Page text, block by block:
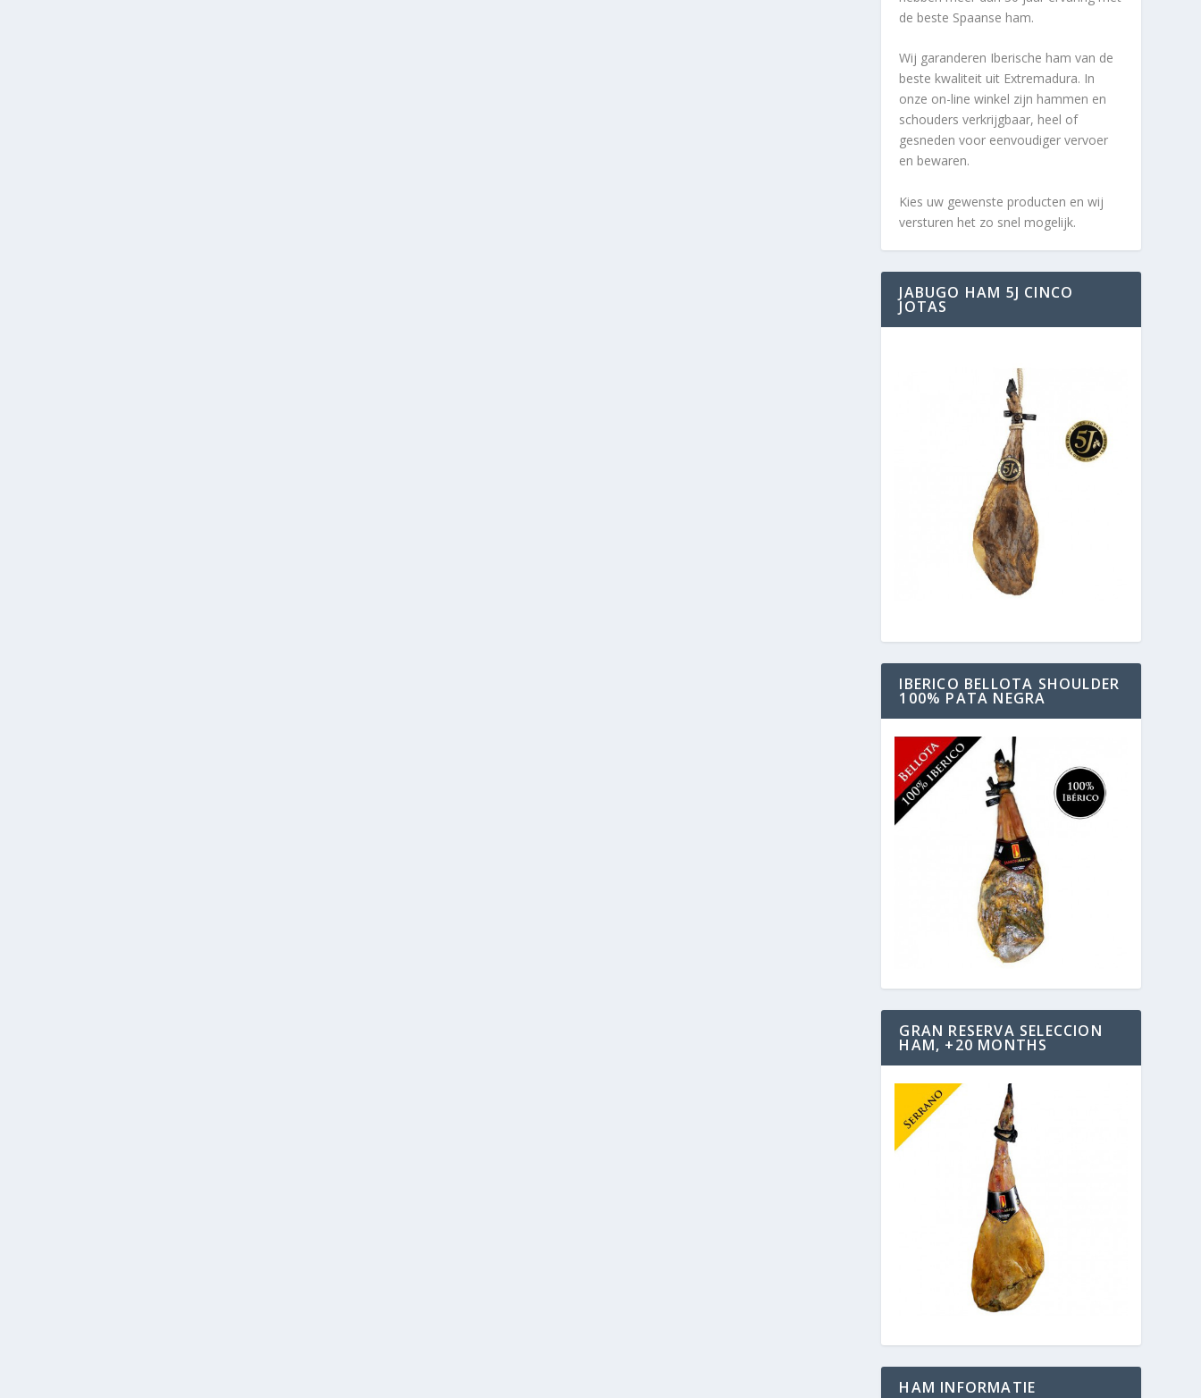
de beste Spaanse ham.
Wij garanderen Iberische ham van de
beste kwaliteit uit Extremadura. In
onze on-line winkel zijn hammen en
schouders verkrijgbaar, heel of
gesneden voor eenvoudiger vervoer
en bewaren.
Kies uw gewenste producten en wij
versturen het zo snel mogelijk.
JABUGO HAM 5J CINCO
JOTAS
IBERICO BELLOTA SHOULDER
100% PATA NEGRA
GRAN RESERVA SELECCION
HAM, +20 MONTHS
HAM INFORMATIE